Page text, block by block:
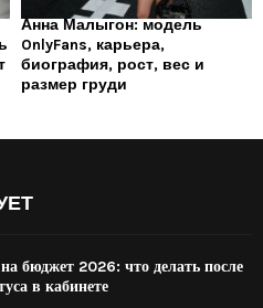
Анна Малыгон: модель
OnlyFans, карьера,
биография, рост, вес и
размер груди
бюджет 2026: что делать после
в кабинете